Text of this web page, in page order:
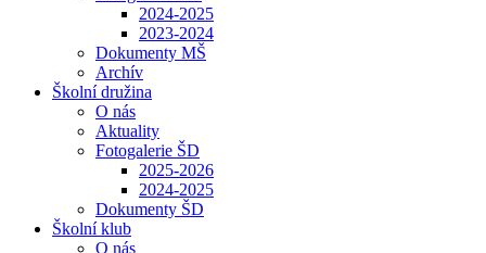
2024-2025
2023-2024
Dokumenty MŠ
Archív
Školní družina
O nás
Aktuality
Fotogalerie ŠD
2025-2026
2024-2025
Dokumenty ŠD
Školní klub
O nás